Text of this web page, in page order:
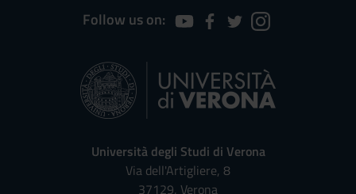
Follow us on:
Università degli Studi di Verona
Via dell'Artigliere, 8
37129, Verona